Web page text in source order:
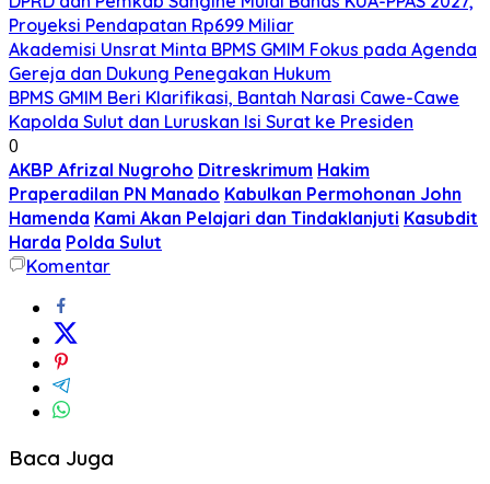
Proyeksi Pendapatan Rp699 Miliar
Akademisi Unsrat Minta BPMS GMIM Fokus pada Agenda
Gereja dan Dukung Penegakan Hukum
BPMS GMIM Beri Klarifikasi, Bantah Narasi Cawe-Cawe
Kapolda Sulut dan Luruskan Isi Surat ke Presiden
0
AKBP Afrizal Nugroho Ditreskrimum Hakim
Praperadilan PN Manado Kabulkan Permohonan John
Hamenda Kami Akan Pelajari dan Tindaklanjuti Kasubdit
Harda Polda Sulut
Komentar
Baca Juga